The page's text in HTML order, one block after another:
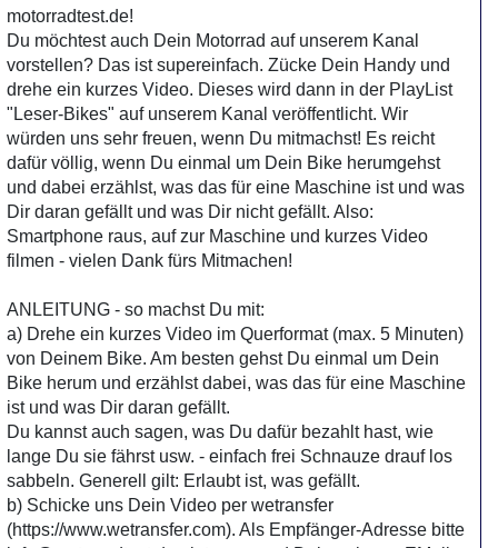
motorradtest.de!
Du möchtest auch Dein Motorrad auf unserem Kanal
vorstellen? Das ist supereinfach. Zücke Dein Handy und
drehe ein kurzes Video. Dieses wird dann in der PlayList
"Leser-Bikes" auf unserem Kanal veröffentlicht. Wir
würden uns sehr freuen, wenn Du mitmachst! Es reicht
dafür völlig, wenn Du einmal um Dein Bike herumgehst
und dabei erzählst, was das für eine Maschine ist und was
Dir daran gefällt und was Dir nicht gefällt. Also:
Smartphone raus, auf zur Maschine und kurzes Video
filmen - vielen Dank fürs Mitmachen!
ANLEITUNG - so machst Du mit:
a) Drehe ein kurzes Video im Querformat (max. 5 Minuten)
von Deinem Bike. Am besten gehst Du einmal um Dein
Bike herum und erzählst dabei, was das für eine Maschine
ist und was Dir daran gefällt.
Du kannst auch sagen, was Du dafür bezahlt hast, wie
lange Du sie fährst usw. - einfach frei Schnauze drauf los
sabbeln. Generell gilt: Erlaubt ist, was gefällt.
b) Schicke uns Dein Video per wetransfer
(https://www.wetransfer.com). Als Empfänger-Adresse bitte